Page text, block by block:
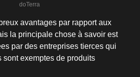
doTerra
avantages par rapport aux
la principale chose à savoir est
par des entreprises tierces qui
sont exemptes de produits